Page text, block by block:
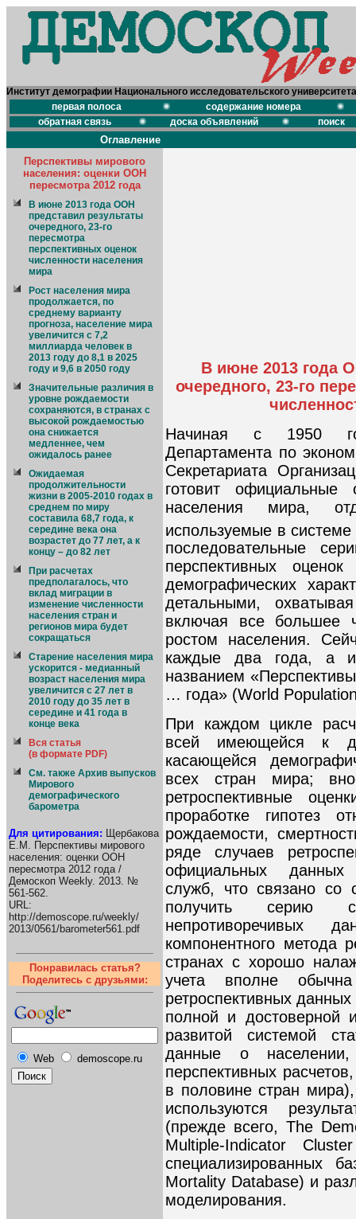
Институт демографии Национального исследовательского
первая полоса
содержание номера
обратная связь
доска объявлений поиск
Оглавление
Перспективы мирового
населения: оценки ООН
пересмотра 2012 года
В июне 2013 года ООН
представил результаты
очередного, 23-го
пересмотра
перспективных оценок
численности населения
мира
Рост населения мира
продолжается, по
среднему варианту
прогноза, население мира
увеличится с 7,2
миллиарда человек в
2013 году до 8,1 в 2025
году и 9,6 в 2050 году
Значительные различия в
уровне рождаемости
сохраняются, в странах с
высокой рождаемостью
она снижается
медленнее, чем
ожидалось ранее
Ожидаемая
продолжительности
жизни в 2005-2010 годах в
среднем по миру
составила 68,7 года, к
середине века она
возрастет до 77 лет, а к
концу – до 82 лет
При расчетах
предполагалось, что
вклад миграции в
изменение численности
населения стран и
регионов мира будет
сокращаться
Старение населения мира
ускорится - медианный
возраст населения мира
увеличится с 27 лет в
2010 году до 35 лет в
середине и 41 года в
конце века
Вся статья
(в формате PDF)
См. также Архив выпусков
Мирового
демографического
барометра
Для цитирования: Щербакова
Е.М. Перспективы мирового
населения: оценки ООН
пересмотра 2012 года /
Демоскоп Weekly. 2013. №
561-562.
URL:
http://demoscope.ru/weekly/
2013/0561/barometer561.pdf
Понравилась статья?
Поделитесь с друзьями:
Web demoscope.ru
В июне 2013 года
очередного, 23-го
Начиная с 1950
Департамента по
Секретариата
готовит официальные
населения мира,
используемые в
последовательные
перспективных
демографических
детальными,
включая все большее
ростом населения.
каждые два года, а
названием
… года» (World
При каждом цикле
всей имеющейся к
касающейся
всех стран мира;
ретроспективные
проработке гипотез
рождаемости,
ряде случаев
официальных данных
служб, что связано со
получить серию
непротиворечивых
компонентного метода
странах с хорошо
учета вполне
ретроспективных
полной и достоверной
развитой системой
данные о
перспективных
в половине стран
используются
(прежде всего, The
Multiple-Indicator
специализированных
Mortality Database) и
моделирования.